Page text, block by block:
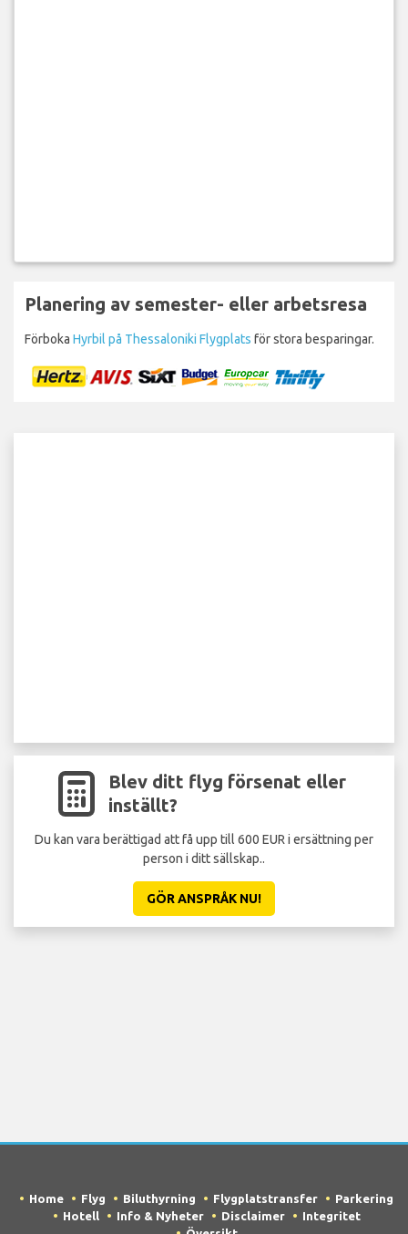
Planering av semester- eller arbetsresa
Förboka Hyrbil på Thessaloniki Flygplats för stora besparingar.
Blev ditt flyg försenat eller
inställt?
Du kan vara berättigad att få upp till 600 EUR i ersättning per
person i ditt sällskap..
GÖR ANSPRÅK NU!
Home Flyg Biluthyrning Flygplatstransfer
Parkering
Hotell
Info & Nyheter Disclaimer
Integritet